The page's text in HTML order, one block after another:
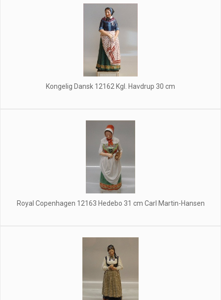
Kongelig Dansk 12162 Kgl. Havdrup 30 cm
Royal Copenhagen 12163 Hedebo 31 cm Carl Martin-Hansen